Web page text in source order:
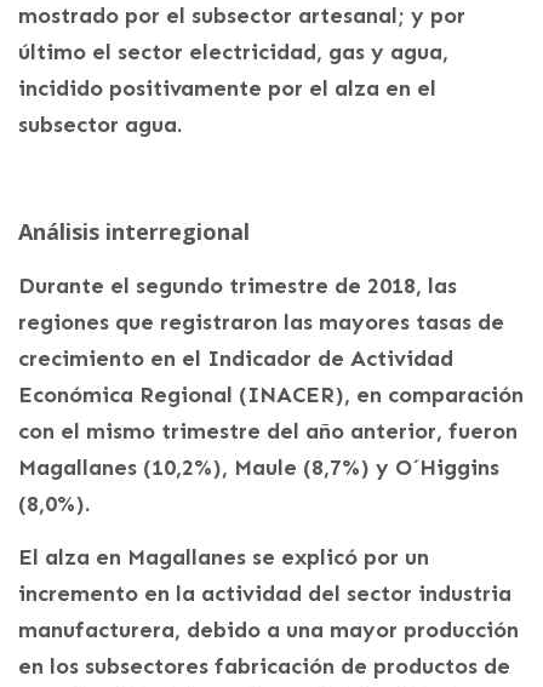
mostrado por el subsector artesanal; y por
último el sector electricidad, gas y agua,
incidido positivamente por el alza en el
subsector agua.
Análisis interregional
Durante el segundo trimestre de 2018, las
regiones que registraron las mayores tasas de
crecimiento en el Indicador de Actividad
Económica Regional (INACER), en comparación
con el mismo trimestre del año anterior, fueron
Magallanes (10,2%), Maule (8,7%) y O´Higgins
(8,0%).
El alza en Magallanes se explicó por un
incremento en la actividad del sector industria
manufacturera, debido a una mayor producción
en los subsectores fabricación de productos de